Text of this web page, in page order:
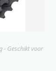
- Geschikt voor